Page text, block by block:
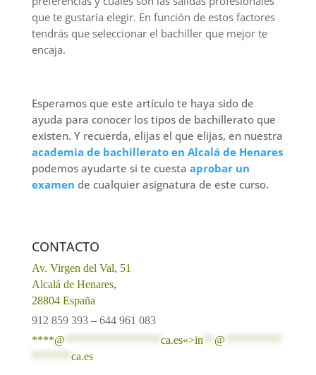
que te gustaría elegir. En función de estos factores
tendrás que seleccionar el bachiller que mejor te
encaja.
Esperamos que este artículo te haya sido de
ayuda para conocer los tipos de bachillerato que
existen. Y recuerda, elijas el que elijas, en nuestra
academia de bachillerato en Alcalá de Henares
podemos ayudarte si te cuesta aprobar un
examen de cualquier asignatura de este curso.
CONTACTO
Av. Virgen del Val, 51
Alcalá de Henares,
28804 España
912 859 393– 644 961 083
****@
ca.es«>in @
ca.es